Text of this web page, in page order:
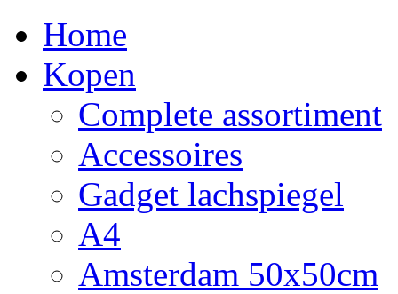
Home
Kopen
Complete assortiment
Accessoires
Gadget lachspiegel
A4
Amsterdam 50x50cm